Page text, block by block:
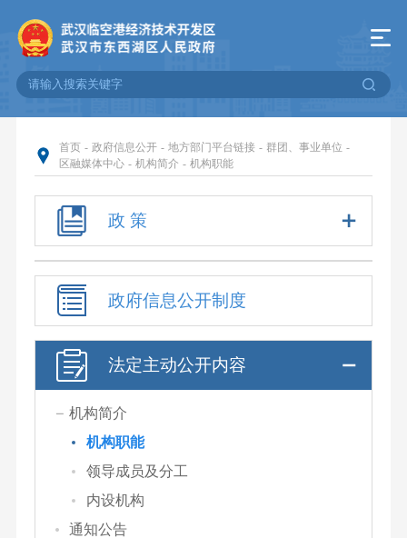
首页 - 政府信息公开 - 地方部门平台链接 - 群团、事业单位 -
区融媒体中心 - 机构简介 - 机构职能
政 策
政府信息公开制度
法定主动公开内容
机构简介
机构职能
领导成员及分工
内设机构
通知公告